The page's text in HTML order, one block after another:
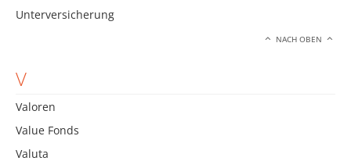
Unterversicherung
NACH OBEN
V
Valoren
Value Fonds
Valuta